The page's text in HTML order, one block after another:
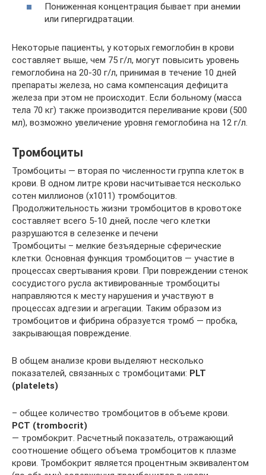
Пониженная концентрация бывает при анемии
или гипергидратации.
Некоторые пациенты, у которых гемоглобин в крови
составляет выше, чем 75 г/л, могут повысить уровень
гемоглобина на 20-30 г/л, принимая в течение 10 дней
препараты железа, но сама компенсация дефицита
железа при этом не происходит. Если больному (масса
тела 70 кг) также производится переливание крови (500
мл), возможно увеличение уровня гемоглобина на 12 г/л.
Тромбоциты
Тромбоциты — вторая по численности группа клеток в
крови. В одном литре крови насчитывается несколько
сотен миллионов (х1011) тромбоцитов.
Продолжительность жизни тромбоцитов в кровотоке
составляет всего 5-10 дней, после чего клетки
разрушаются в селезенке и печени
Тромбоциты – мелкие безъядерные сферические
клетки. Основная функция тромбоцитов — участие в
процессах свертывания крови. При повреждении стенок
сосудистого русла активированные тромбоциты
направляются к месту нарушения и участвуют в
процессах адгезии и агрегации. Таким образом из
тромбоцитов и фибрина образуется тромб — пробка,
закрывающая повреждение.
В общем анализе крови выделяют несколько
показателей, связанных с тромбоцитами: PLT
(platelets)
– общее количество тромбоцитов в объеме крови.
PCT (trombocrit)
— тромбокрит. Расчетный показатель, отражающий
соотношение общего объема тромбоцитов к плазме
крови. Тромбокрит является процентным эквивалентом